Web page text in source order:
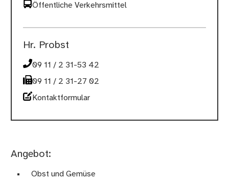
Öffentliche Verkehrsmittel
Hr. Probst
09 11 / 2 31-53 42
09 11 / 2 31-27 02
Kontaktformular
Angebot:
Obst und Gemüse